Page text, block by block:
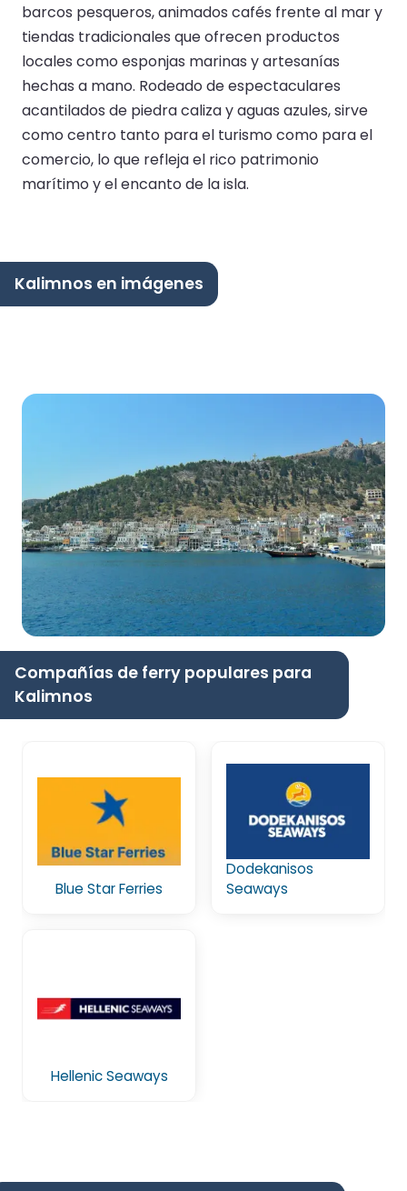
barcos pesqueros, animados cafés frente al mar y
tiendas tradicionales que ofrecen productos
locales como esponjas marinas y artesanías
hechas a mano. Rodeado de espectaculares
acantilados de piedra caliza y aguas azules, sirve
como centro tanto para el turismo como para el
comercio, lo que refleja el rico patrimonio
marítimo y el encanto de la isla.
Kalimnos en imágenes
Compañías de ferry populares para
Kalimnos
Blue Star Ferries
Dodekanisos
Seaways
Hellenic Seaways